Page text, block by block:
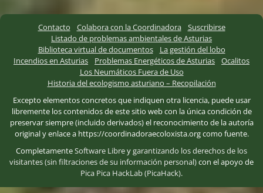
Contacto Colabora con la Coordinadora
Suscribirse
Listado de problemas ambientales de Asturias
Biblioteca virtual de documentos
La gestión del lobo
Incendios en Asturias
Problemas Energéticos de Asturias
Ocalitos
Los Neumáticos Fuera de Uso
Historia del ecologismo asturiano – Recopilación
Excepto elementos concretos que indiquen otra licencia, puede usar
libremente los contenidos de este sitio web con la única condición de
preservar siempre (incluido derivados) el reconocimiento de la autoría
original y enlace a https://coordinadoraecoloxista.org como fuente.
CompletamenteSoftware Libreygarantizando los derechos de los
visitantes (sin filtraciones de su información personal)con el apoyo de
Pica Pica HackLab (PicaHack).